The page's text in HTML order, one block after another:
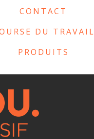
CONTACT
DU TRAVAIL
PRODUITS